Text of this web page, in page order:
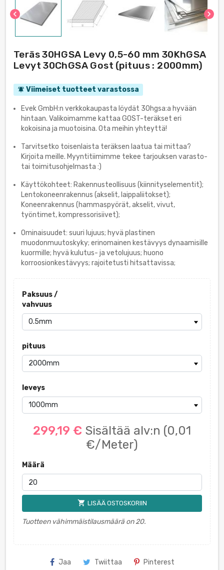
chevron_left chevron_right
Teräs 30HGSA Levy 0,5-60 mm 30KhGSA
Levyt 30ChGSA Gost (pituus : 2000mm)
notifications_active Viimeiset tuotteet varastossa
Evek GmbH:n verkkokaupasta löydät 30hgsa:a hyvään
hintaan. Valikoimamme kattaa GOST-teräkset eri
kokoisina ja muotoisina. Ota meihin yhteyttä!
Tarvitsetko toisenlaista teräksen laatua tai mittaa?
Kirjoita meille. Myyntitiimimme tekee tarjouksen varasto-
tai toimitusohjelmasta :)
Käyttökohteet: Rakennusteollisuus (kiinnityselementit);
Lentokoneenrakennus (akselit, laippaliitokset);
Koneenrakennus (hammaspyörät, akselit, vivut,
työntimet, kompressorisiivet);
Ominaisuudet: suuri lujuus; hyvä plastinen
muodonmuutoskyky; erinomainen kestävyys dynaamisille
kuormille; hyvä kulutus- ja vetolujuus; huono
korroosionkestävyys; rajoitetusti hitsattavissa;
Paksuus /
vahvuus
pituus
leveys
299,19 € Sisältää alv:n (0,01
€/Meter)
Määrä
shopping_cart LISÄÄ OSTOSKORIIN
Tuotteen vähimmäistilausmäärä on 20.
Jaa Twiittaa Pinterest